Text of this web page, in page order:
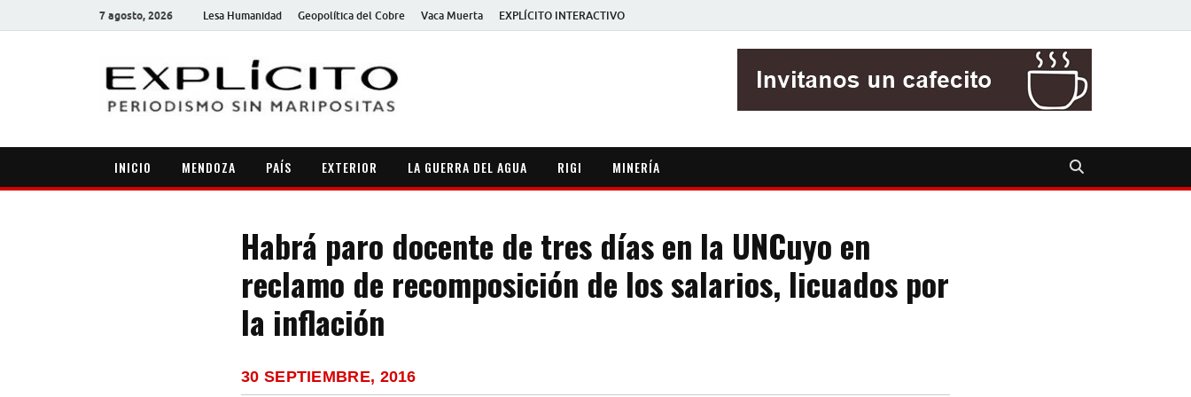
7 agosto, 2026 Lesa Humanidad Geopolítica del Cobre Vaca Muerta EXPLÍCITO INTERACTIVO
INICIO MENDOZA PAÍS EXTERIOR LA GUERRA DEL AGUA RIGI MINERÍA
Habrá paro docente de tres días en la UNCuyo en
reclamo de recomposición de los salarios, licuados por
la inflación
30 SEPTIEMBRE, 2016